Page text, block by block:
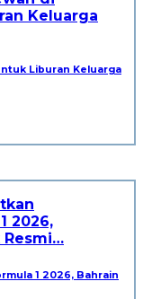
Liburan Keluarga
1 2026, Bahrain